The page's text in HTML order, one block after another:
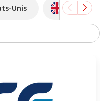
Unis Grande-